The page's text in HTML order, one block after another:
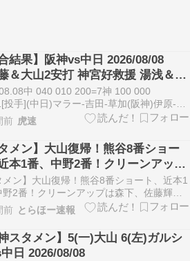
合結果】阪神vs中日 2026/08/08
藤＆大山2安打 神宮好救援 湯浅＆セ
ノ1回無失点】
中 040 010 200=7神 100 000
投手](中日)マラー-吉田-草加(阪神)伊原-神
-湯浅-セベリーノ[勝ち投手]マラー4勝6敗
]-[負け投手]伊原3勝2敗[本塁打](中日)-(阪
きを読む
前 虎速
タメン】大山復帰！熊谷8番ショー
本1番、中野2番！クリーンアップ
、佐藤輝、大山！先発伊原！
メン】大山復帰！熊谷8番ショート、近本1
野2番！クリーンアップは森下、佐藤輝、
先発伊原！ 1: 名無しさん＠＼(^o^)／
08/08 (土) 12:49:26.235 ID:JzzKpBPt4u 阪
日の中日戦スタメン発表。大山が復帰や。
…
前 とらほー速報
神スタメン】5(一)大山 6(左)ガルシ
日 2026/08/08